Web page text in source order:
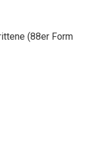
(88er Form